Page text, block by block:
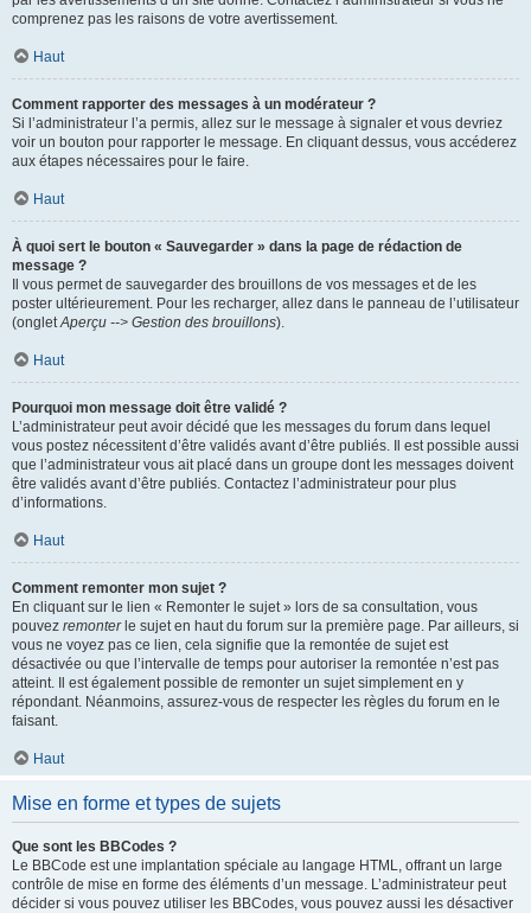
comprenez pas les raisons de votre avertissement.
Haut
Comment rapporter des messages à un modérateur ?
Si l’administrateur l’a permis, allez sur le message à signaler et vous devriez
voir un bouton pour rapporter le message. En cliquant dessus, vous accéderez
aux étapes nécessaires pour le faire.
Haut
À quoi sert le bouton « Sauvegarder » dans la page de rédaction de
message ?
Il vous permet de sauvegarder des brouillons de vos messages et de les
poster ultérieurement. Pour les recharger, allez dans le panneau de l’utilisateur
(ongletAperçu --> Gestion des brouillons).
Haut
Pourquoi mon message doit être validé ?
L’administrateur peut avoir décidé que les messages du forum dans lequel
vous postez nécessitent d’être validés avant d’être publiés. Il est possible aussi
que l’administrateur vous ait placé dans un groupe dont les messages doivent
être validés avant d’être publiés. Contactez l’administrateur pour plus
d’informations.
Haut
Comment remonter mon sujet ?
En cliquant sur le lien « Remonter le sujet » lors de sa consultation, vous
pouvez remonterle sujet en haut du forum sur la première page. Par ailleurs, si
vous ne voyez pas ce lien, cela signifie que la remontée de sujet est
désactivée ou que l’intervalle de temps pour autoriser la remontée n’est pas
atteint. Il est également possible de remonter un sujet simplement en y
répondant. Néanmoins, assurez-vous de respecter les règles du forum en le
faisant.
Haut
Mise en forme et types de sujets
Que sont les BBCodes ?
Le BBCode est une implantation spéciale au langage HTML, offrant un large
contrôle de mise en forme des éléments d’un message. L’administrateur peut
décider si vous pouvez utiliser les BBCodes, vous pouvez aussi les désactiver